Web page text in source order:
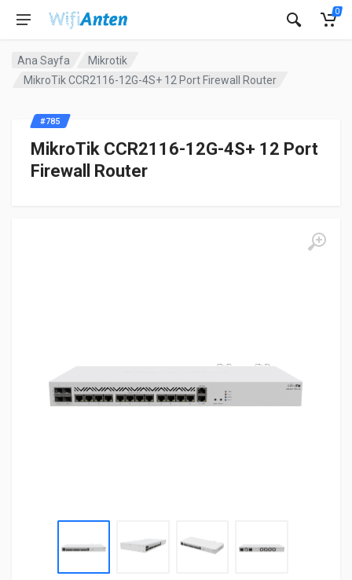
0
Ana Sayfa
Mikrotik
MikroTik CCR2116-12G-4S+ 12 Port Firewall Router
MikroTik CCR2116-12G-4S+ 12 Port
Firewall Router
#785